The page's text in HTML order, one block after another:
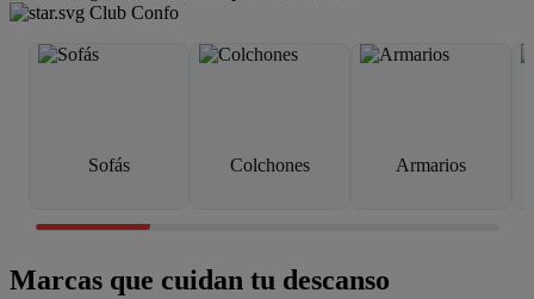
Club Confo
Sofás Colchones Armarios
Marcas que cuidan tu descanso